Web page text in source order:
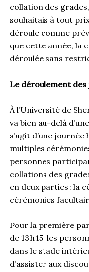
collation des
souhaitais à tout
déroule comme
que cette année, la
déroulée sans
Le déroulement des
À l’Université de
va bien au-delà
s’agit d’une
multiples
personnes
collations des
en deux parties : la
cérémonies
Pour la première
de 13 h 15, les
dans le stade
d’assister aux